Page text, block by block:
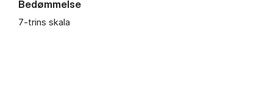
Bedømmelse
7-trins skala